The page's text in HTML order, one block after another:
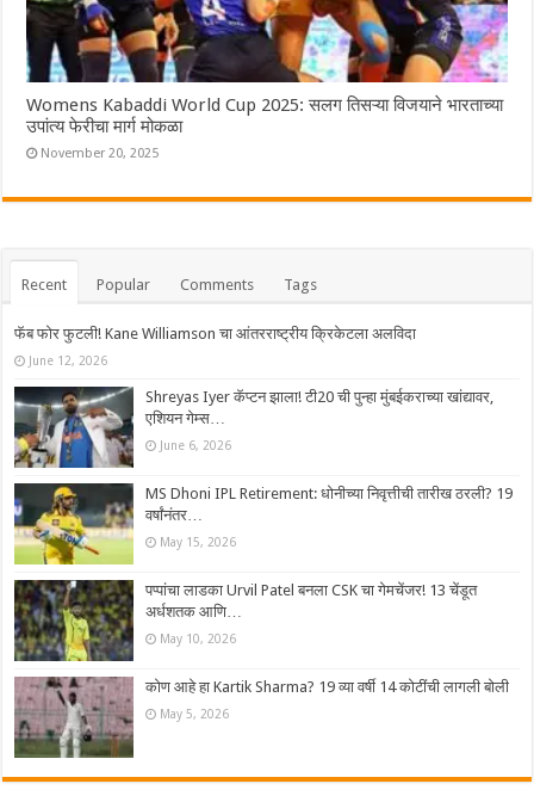
Womens Kabaddi World Cup 2025: सलग तिसऱ्या विजयाने भारताच्या
उपांत्य फेरीचा मार्ग मोकळा
November 20, 2025
Recent Popular Comments Tags
फॅब फोर फुटली! Kane Williamson चा आंतरराष्ट्रीय क्रिकेटला अलविदा
June 12, 2026
Shreyas Iyer कॅप्टन झाला! टी20 ची पुन्हा मुंबईकराच्या खांद्यावर,
एशियन गेम्स…
June 6, 2026
MS Dhoni IPL Retirement: धोनीच्या निवृत्तीची तारीख ठरली? 19
वर्षांनंतर…
May 15, 2026
पप्पांचा लाडका Urvil Patel बनला CSK चा गेमचेंजर! 13 चेंडूत
अर्धशतक आणि…
May 10, 2026
कोण आहे हा Kartik Sharma? 19 व्या वर्षी 14 कोटींची लागली बोली
May 5, 2026